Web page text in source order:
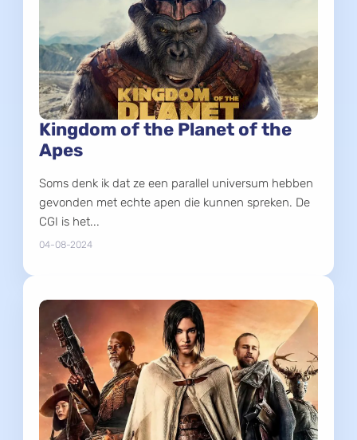
Kingdom of the Planet of the
Apes
Soms denk ik dat ze een parallel universum hebben
gevonden met echte apen die kunnen spreken. De
CGI is het...
04-08-2024